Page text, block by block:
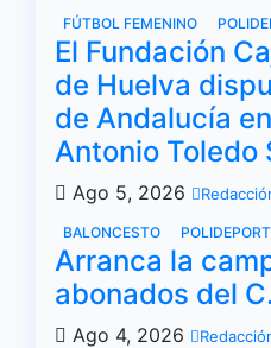
FÚTBOL FEMENINO
El Fundación
de Huelva
de Andalucía
Antonio Toledo
Ago 5, 2026
BALONCESTO
Arranca la
abonados del
Ago 4, 2026